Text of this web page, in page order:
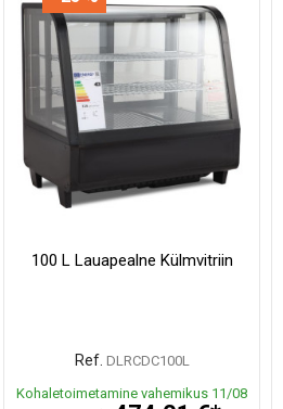
100 L Lauapealne Külmvitriin
Ref. DLRCDC100L
Kohaletoimetamine vahemikus 11/08